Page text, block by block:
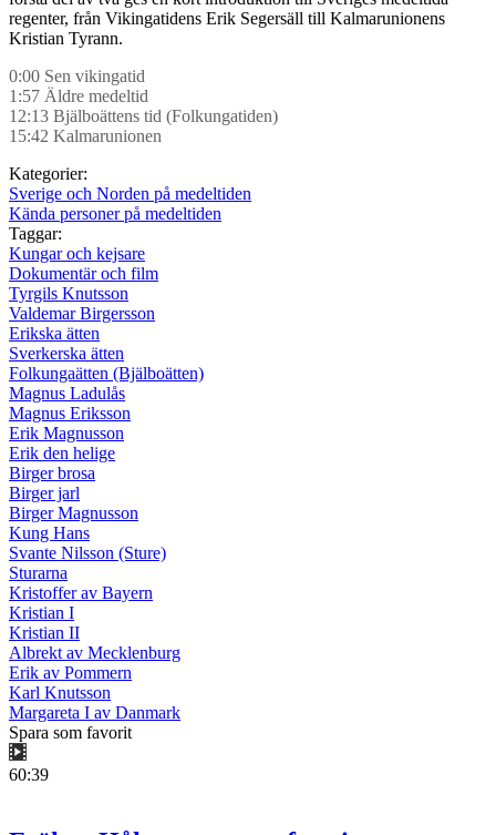
regenter, från Vikingatidens Erik Segersäll till Kalmarunionens
Kristian Tyrann.
0:00 Sen vikingatid
1:57 Äldre medeltid
12:13 Bjälboättens tid (Folkungatiden)
15:42 Kalmarunionen
Kategorier:
Sverige och Norden på medeltiden
Kända personer på medeltiden
Taggar:
Kungar och kejsare
Dokumentär och film
Tyrgils Knutsson
Valdemar Birgersson
Erikska ätten
Sverkerska ätten
Folkungaätten (Bjälboätten)
Magnus Ladulås
Magnus Eriksson
Erik Magnusson
Erik den helige
Birger brosa
Birger jarl
Birger Magnusson
Kung Hans
Svante Nilsson (Sture)
Sturarna
Kristoffer av Bayern
Kristian I
Kristian II
Albrekt av Mecklenburg
Erik av Pommern
Karl Knutsson
Margareta I av Danmark
Spara som favorit
60:39